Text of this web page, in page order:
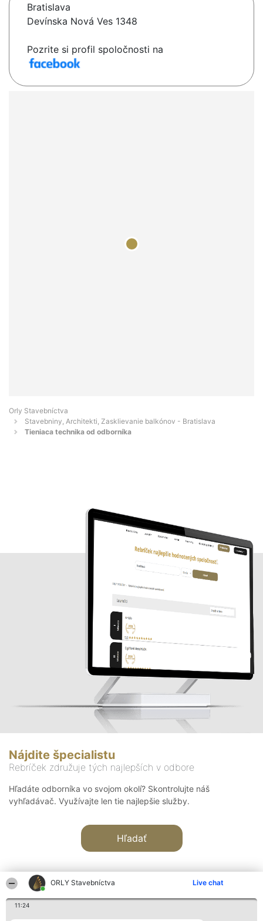
ORLY Stavebníctva Live chat
11:24
Bratislava
Devínska Nová Ves 1348
Pozrite si profil spoločnosti na
Orly Stavebníctva
Stavebniny, Architekti, Zasklievanie balkónov - Bratislava
Tieniaca technika od odborníka
Nájdite špecialistu
Rebríček združuje tých najlepších v odbore
Hľadáte odborníka vo svojom okolí? Skontrolujte náš
vyhľadávač. Využívajte len tie najlepšie služby.
Hľadať